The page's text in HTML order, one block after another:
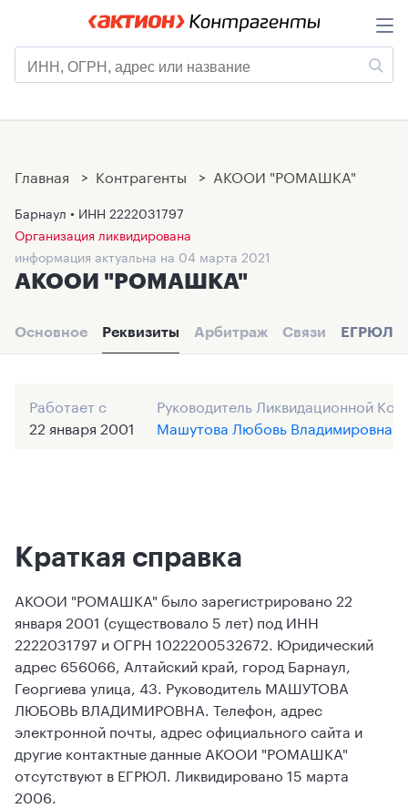
Главная > Контрагенты > АКООИ "РОМАШКА"
Барнаул • ИНН 2222031797
Организация ликвидирована
информация актуальна на 04 марта 2021
АКООИ "РОМАШКА"
Основное Реквизиты Арбитраж Связи ЕГРЮЛ
Работает с
22 января 2001
Руководитель Ликвидационной
Машутова Любовь Владимировна
Краткая справка
АКООИ "РОМАШКА" было зарегистрировано 22
января 2001 (существовало 5 лет) под ИНН
2222031797 и ОГРН 1022200532672. Юридический
адрес 656066, Алтайский край, город Барнаул,
Георгиева улица, 43. Руководитель МАШУТОВА
ЛЮБОВЬ ВЛАДИМИРОВНА. Телефон, адрес
электронной почты, адрес официального сайта и
другие контактные данные АКООИ "РОМАШКА"
отсутствуют в ЕГРЮЛ. Ликвидировано 15 марта
2006.